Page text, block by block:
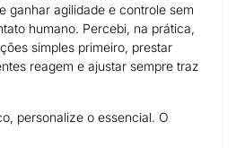
ganhar agilidade e controle sem
humano. Percebi, na prática,
simples primeiro, prestar
reagem e ajustar sempre traz
personalize o essencial. O